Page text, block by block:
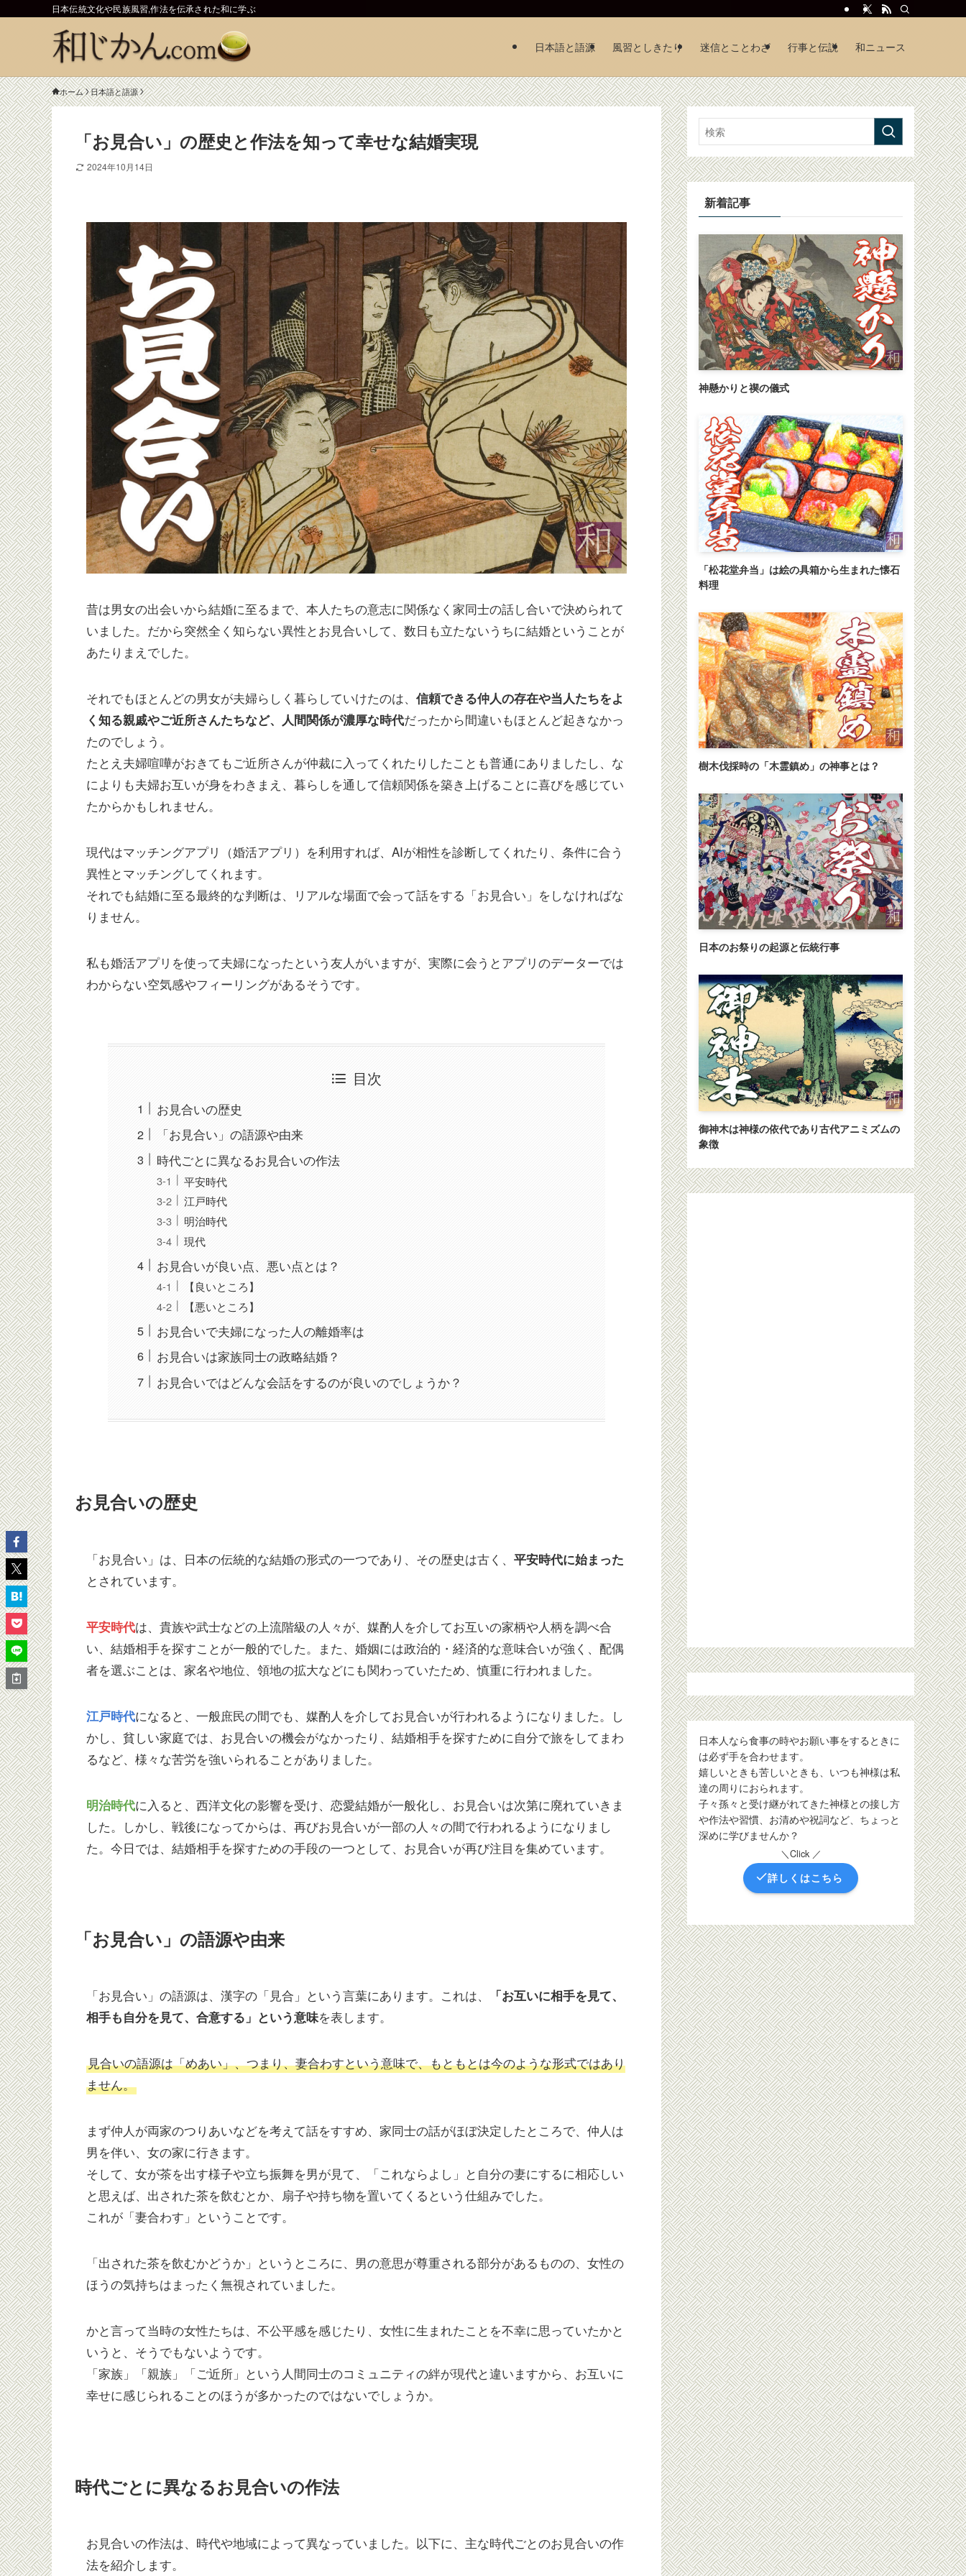
日本伝統文化や民族風習,作法を伝承された和に学ぶ
日本語と語源 風習としきたり 迷信とことわざ 行事と伝説 和ニュース
ホーム 日本語と語源
「お見合い」の歴史と作法を知って幸せな結婚実現
2024年10月14日
昔は男女の出会いから結婚に至るまで、本人たちの意志に関係なく家同士の話し合いで決められて
いました。だから突然全く知らない異性とお見合いして、数日も立たないうちに結婚ということが
あたりまえでした。
それでもほとんどの男女が夫婦らしく暮らしていけたのは、 信頼できる仲人の存在や当人たちをよ
く知る親戚やご近所さんたちなど、人間関係が濃厚な時代だったから間違いもほとんど起きなかっ
たのでしょう。
たとえ夫婦喧嘩がおきてもご近所さんが仲裁に入ってくれたりしたことも普通にありましたし、な
によりも夫婦お互いが身をわきまえ、暮らしを通して信頼関係を築き上げることに喜びを感じてい
たからかもしれません。
現代はマッチングアプリ（婚活アプリ）を利用すれば、AIが相性を診断してくれたり、条件に合う
異性とマッチングしてくれます。
それでも結婚に至る最終的な判断は、リアルな場面で会って話をする「お見合い」をしなければな
りません。
私も婚活アプリを使って夫婦になったという友人がいますが、実際に会うとアプリのデーターでは
わからない空気感やフィーリングがあるそうです。
目次
お見合いの歴史
「お見合い」の語源や由来
時代ごとに異なるお見合いの作法
平安時代
江戸時代
明治時代
現代
お見合いが良い点、悪い点とは？
【良いところ】
【悪いところ】
お見合いで夫婦になった人の離婚率は
お見合いは家族同士の政略結婚？
お見合いではどんな会話をするのが良いのでしょうか？
お見合いの歴史
「お見合い」は、日本の伝統的な結婚の形式の一つであり、その歴史は古く、 平安時代に始まった
とされています。
平安時代は、貴族や武士などの上流階級の人々が、媒酌人を介してお互いの家柄や人柄を調べ合
い、結婚相手を探すことが一般的でした。また、婚姻には政治的・経済的な意味合いが強く、配偶
者を選ぶことは、家名や地位、領地の拡大などにも関わっていたため、慎重に行われました。
江戸時代になると、一般庶民の間でも、媒酌人を介してお見合いが行われるようになりました。し
かし、貧しい家庭では、お見合いの機会がなかったり、結婚相手を探すために自分で旅をしてまわ
るなど、様々な苦労を強いられることがありました。
明治時代に入ると、西洋文化の影響を受け、恋愛結婚が一般化し、お見合いは次第に廃れていきま
した。しかし、戦後になってからは、再びお見合いが一部の人々の間で行われるようになりまし
た。今日では、結婚相手を探すための手段の一つとして、お見合いが再び注目を集めています。
「お見合い」の語源や由来
「お見合い」の語源は、漢字の「見合」という言葉にあります。これは、
「お互いに相手を見て、
相手も自分を見て、合意する」という意味を表します。
見合いの語源は「めあい」、つまり、妻合わすという意味で、もともとは今のような形式ではあり
ません。
まず仲人が両家のつりあいなどを考えて話をすすめ、家同士の話がほぼ決定したところで、仲人は
男を伴い、女の家に行きます。
そして、女が茶を出す様子や立ち振舞を男が見て、「これならよし」と自分の妻にするに相応しい
と思えば、出された茶を飲むとか、扇子や持ち物を置いてくるという仕組みでした。
これが「妻合わす」ということです。
「出された茶を飲むかどうか」というところに、男の意思が尊重される部分があるものの、女性の
ほうの気持ちはまったく無視されていました。
かと言って当時の女性たちは、不公平感を感じたり、女性に生まれたことを不幸に思っていたかと
いうと、そうでもないようです。
「家族」「親族」「ご近所」という人間同士のコミュニティの絆が現代と違いますから、お互いに
幸せに感じられることのほうが多かったのではないでしょうか。
時代ごとに異なるお見合いの作法
お見合いの作法は、時代や地域によって異なっていました。以下に、主な時代ごとのお見合いの作
法を紹介します。
新着記事
神懸かりと禊の儀式
「松花堂弁当」は絵の具箱から生まれた懐石
料理
樹木伐採時の「木霊鎮め」の神事とは？
日本のお祭りの起源と伝統行事
御神木は神様の依代であり古代アニミズムの
象徴
日本人なら食事の時やお願い事をするときに
は必ず手を合わせます。
嬉しいときも苦しいときも、いつも神様は私
達の周りにおられます。
子々孫々と受け継がれてきた神様との接し方
や作法や習慣、お清めや祝詞など、ちょっと
深めに学びませんか？
＼Click ／
詳しくはこちら